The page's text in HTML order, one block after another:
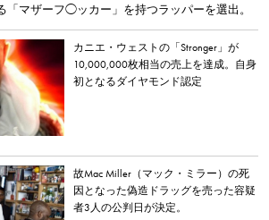
「マザーフ◯ッカー」を持つラッパーを選出。
カニエ・ウェストの「Stronger」が
10,000,000枚相当の売上を達成。自身
初となるダイヤモンド認定
故Mac Miller（マック・ミラー）の死
因となった偽造ドラッグを売った容疑
者3人の公判日が決定。